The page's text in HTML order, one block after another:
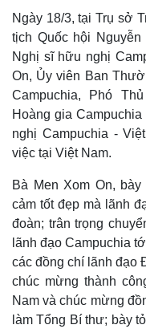
Nhận diện sự thật
Ngày 18/3, tại Trụ sở
tịch Quốc hội
Nghị sĩ hữu nghị
On, Ủy viên Ban
Campuchia, Phó
Hoàng gia
nghị Campuchia -
việc tại Việt Nam.
Bà Men Xom On,
cảm tốt đẹp mà lãnh
đoàn; trân trọng
lãnh đạo Campuchia
các đồng chí lãnh đạo
chúc mừng thành
Nam và chúc mừng
làm Tổng Bí thư; bày